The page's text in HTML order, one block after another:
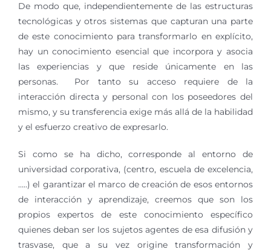
De modo que, independientemente de las estructuras
tecnológicas y otros sistemas que capturan una parte
de este conocimiento para transformarlo en explícito,
hay un conocimiento esencial que incorpora y asocia
las experiencias y que reside únicamente en las
personas. Por tanto su acceso requiere de la
interacción directa y personal con los poseedores del
mismo, y su transferencia exige más allá de la habilidad
y el esfuerzo creativo de expresarlo.
Si como se ha dicho, corresponde al entorno de
universidad corporativa, (centro, escuela de excelencia,
…..) el garantizar el marco de creación de esos entornos
de interacción y aprendizaje, creemos que son los
propios expertos de este conocimiento específico
quienes deban ser los sujetos agentes de esa difusión y
trasvase, que a su vez origine transformación y